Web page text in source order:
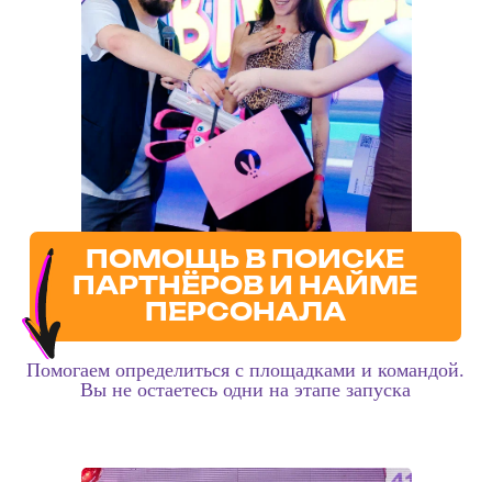
Создаёт сеть квестов и агрегатор игр.
2015
Запускает корпоративное направление и начинает
работать с бизнес-аудиторией
Евгений Ощепков начинает карьеру в ивент-сфере
с запуска квестовilocked.ru